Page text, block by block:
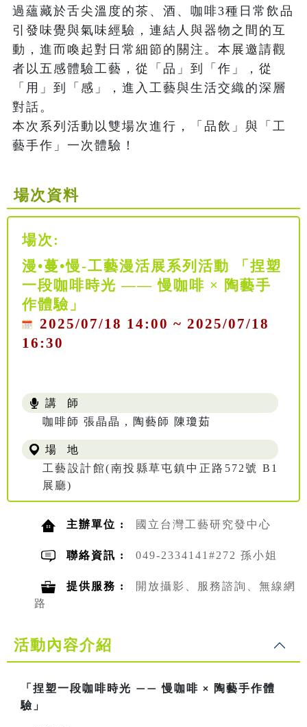
過蘊藏於舌尖溫度的茶、酒、咖啡3種日常飲品
引發味覺與氣味經驗，連結人與器物之間的互
動，進而喚起對日常細節的關注。本展邀請觀
者以五感體驗工藝，從「品」到「作」，從
「用」到「感」，進入工藝與生活交織的深層
對話。
本次系列活動以雙場次進行，「品飲」與「工
場次資料
場次:
漫•蔓•慢-工藝漫活展系列活動 「捏塑
一段咖啡時光 —— 慢咖啡 × 陶藝手
作體驗」
2025/07/18 14:00 ~ 2025/07/18
16:30
講 師
咖啡師 張晶晶 , 陶藝師 陳瓊茹
場 地
工藝設計館(南投縣草屯鎮中正路572號 B1
展廳)
主辦單位 : 國立台灣工藝研究發中心
聯絡資訊 : 049-2334141#272 孫小姐
提供服務 :
開放攝影、服務諮詢、無線網
路
活動內容介紹
「捏塑一段咖啡時光 ——慢咖啡 ×
陶藝手作體
驗」